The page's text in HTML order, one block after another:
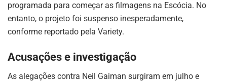
programada para começar as filmagens na Escócia. No
entanto, o projeto foi suspenso inesperadamente,
conforme reportado pela Variety.
Acusações e investigação
As alegações contra Neil Gaiman surgiram em julho e